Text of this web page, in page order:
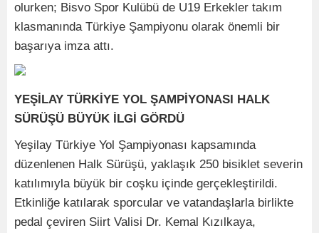
olurken; Bisvo Spor Kulübü de U19 Erkekler takım
klasmanında Türkiye Şampiyonu olarak önemli bir
başarıya imza attı.
YEŞİLAY TÜRKİYE YOL ŞAMPİYONASI HALK
SÜRÜŞÜ BÜYÜK İLGİ GÖRDÜ
Yeşilay Türkiye Yol Şampiyonası kapsamında
düzenlenen Halk Sürüşü, yaklaşık 250 bisiklet severin
katılımıyla büyük bir coşku içinde gerçekleştirildi.
Etkinliğe katılarak sporcular ve vatandaşlarla birlikte
pedal çeviren Siirt Valisi Dr. Kemal Kızılkaya,